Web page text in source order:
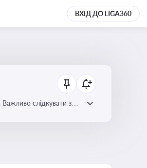
ВХІД ДО LIGA360
слідкувати за